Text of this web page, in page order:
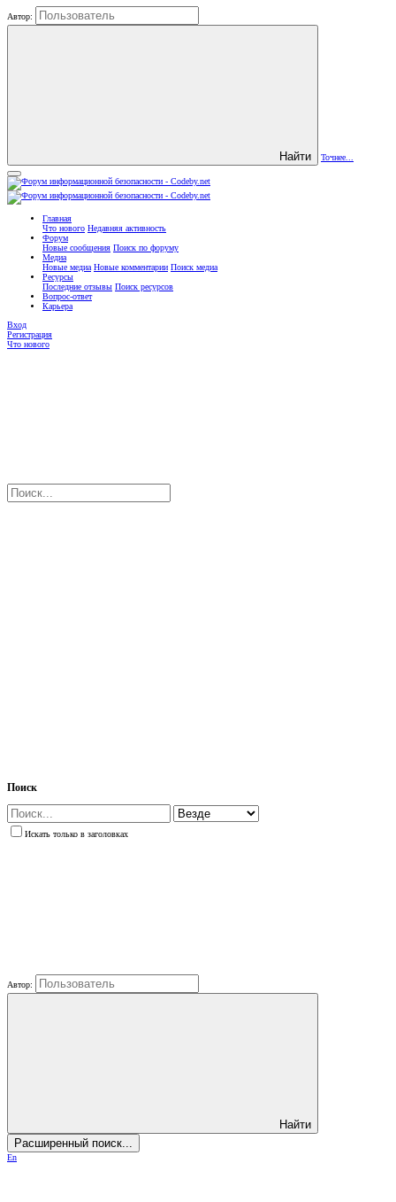
Автор:
Найти Точнее...
Главная
Что нового Недавняя активность
Форум
Новые сообщения Поиск по форуму
Медиа
Новые медиа Новые комментарии Поиск медиа
Ресурсы
Последние отзывы Поиск ресурсов
Вопрос-ответ
Карьера
Вход
Регистрация
Что нового
Поиск
Искать только в заголовках
Автор:
Найти
Расширенный поиск...
En